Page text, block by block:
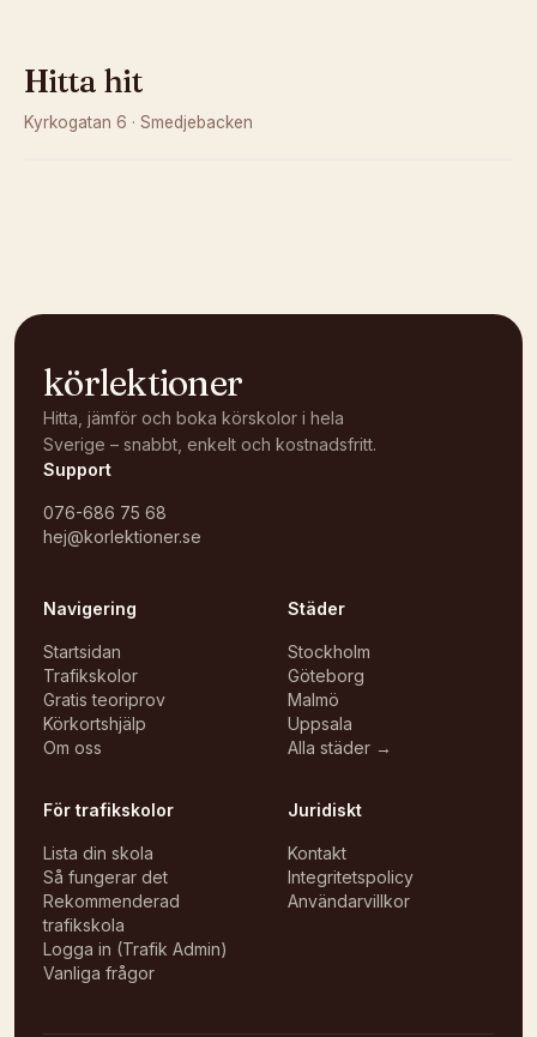
Hitta hit
Kyrkogatan 6 · Smedjebacken
körlektioner
Hitta, jämför och boka körskolor i hela
Sverige – snabbt, enkelt och kostnadsfritt.
Support
076-686 75 68
hej@korlektioner.se
Navigering
Startsidan
Trafikskolor
Gratis teoriprov
Körkortshjälp
Om oss
Städer
Stockholm
Göteborg
Malmö
Uppsala
Alla städer →
För trafikskolor
Lista din skola
Så fungerar det
Rekommenderad
trafikskola
Logga in (Trafik Admin)
Vanliga frågor
Juridiskt
Kontakt
Integritetspolicy
Användarvillkor